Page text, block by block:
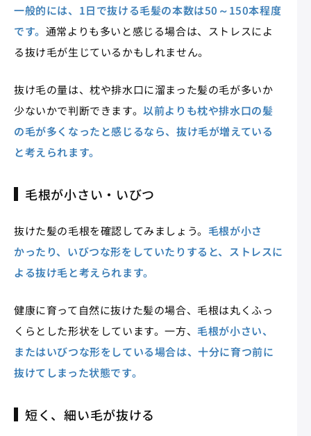
一般的には、1日で抜ける毛髪の本数は50～150本程度
です。 通常よりも多いと感じる場合は、ストレスによ
る抜け毛が生じているかもしれません。
抜け毛の量は、枕や排水口に溜まった髪の毛が多いか
少ないかで判断できます。以前よりも枕や排水口の髪
の毛が多くなったと感じるなら、抜け毛が増えている
と考えられます。
毛根が小さい・いびつ
抜けた髪の毛根を確認してみましょう。 毛根が小さ
かったり、いびつな形をしていたりすると、ストレスに
よる抜け毛と考えられます。
健康に育って自然に抜けた髪の場合、毛根は丸くふっ
くらとした形状をしています。一方、 毛根が小さい、
またはいびつな形をしている場合は、十分に育つ前に
抜けてしまった状態です。
短く、細い毛が抜ける